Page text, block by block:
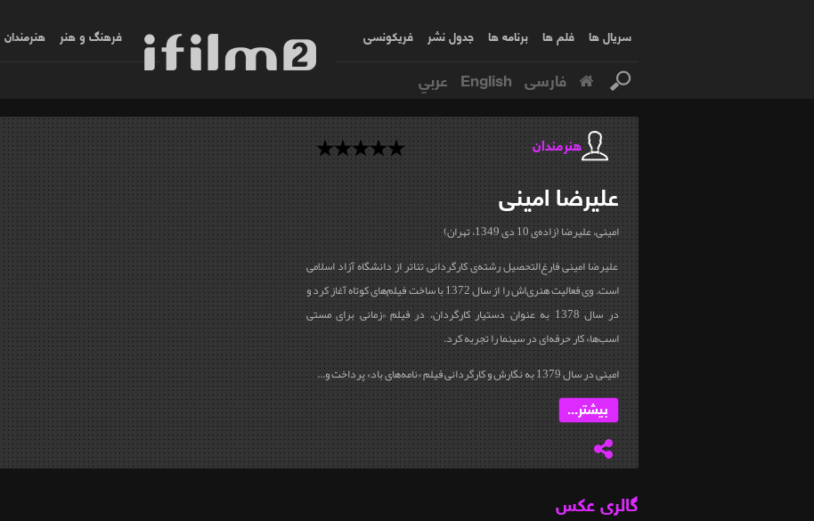
سریال ها فلم ها برنامه ها جدول نشر فریکونسی فرهنگ و هنر هنرمندان
فارسی English عربي
هنرمندان
علیرضاامینی
امینی، علیرضا (زاده‌ی 10 دی 1349، تهران)
علیرضا امینی فارغ‌التحصیل رشته‌ی کارگردانی تئاتر از دانشگاه آزاد اسلامی
است. وی فعالیت هنری‌اش را از سال 1372 با ساخت فیلم‌های کوتاه آغاز کرد و
در سال 1378 به عنوان دستیار کارگردان، در فیلم «زمانی برای مستی
اسب‌ها» کار حرفه‌ای در سینما را تجربه کرد.
امینی در سال 1379 به نگارش و کارگردانی فیلم «نامه‌های باد» پرداخت و...
بیشتر...
گالری عکس